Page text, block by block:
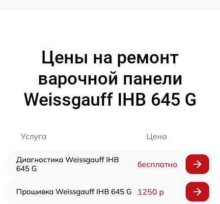
Цены на ремонт
варочной панели
Weissgauff IHB 645 G
Услуга Цена
Диагностика Weissgauff IHB
645 G
бесплатно
Прошивка Weissgauff IHB 645 G 1250 р